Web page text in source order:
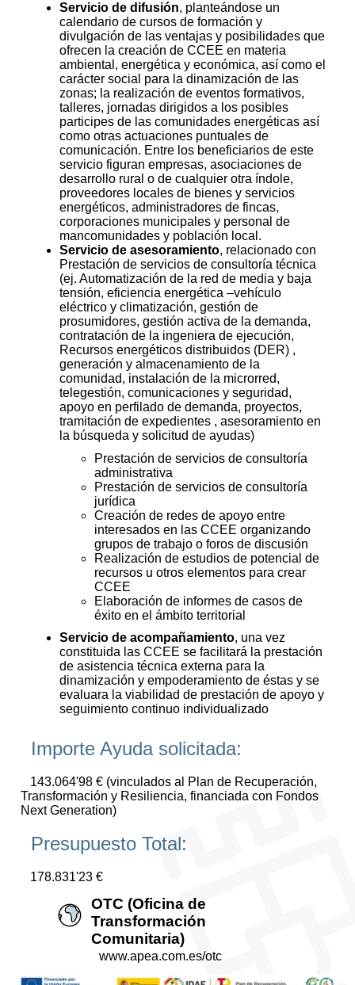
Servicio de difusión, planteándose un
calendario de cursos de formación y
divulgación de las ventajas y posibilidades que
ofrecen la creación de CCEE en materia
ambiental, energética y económica, así como el
carácter social para la dinamización de las
zonas; la realización de eventos formativos,
talleres, jornadas dirigidos a los posibles
participes de las comunidades energéticas así
como otras actuaciones puntuales de
comunicación. Entre los beneficiarios de este
servicio figuran empresas, asociaciones de
desarrollo rural o de cualquier otra índole,
proveedores locales de bienes y servicios
energéticos, administradores de fincas,
corporaciones municipales y personal de
mancomunidades y población local.
Servicio de asesoramiento, relacionado con
Prestación de servicios de consultoría técnica
(ej. Automatización de la red de media y baja
tensión, eficiencia energética –vehículo
eléctrico y climatización, gestión de
prosumidores, gestión activa de la demanda,
contratación de la ingeniera de ejecución,
Recursos energéticos distribuidos (DER) ,
generación y almacenamiento de la
comunidad, instalación de la microrred,
telegestión, comunicaciones y seguridad,
apoyo en perfilado de demanda, proyectos,
tramitación de expedientes , asesoramiento en
la búsqueda y solicitud de ayudas)
Prestación de servicios de consultoría
administrativa
Prestación de servicios de consultoría
jurídica
Creación de redes de apoyo entre
interesados en las CCEE organizando
grupos de trabajo o foros de discusión
Realización de estudios de potencial de
recursos u otros elementos para crear
CCEE
Elaboración de informes de casos de
éxito en el ámbito territorial
Servicio de acompañamiento, una vez
constituida las CCEE se facilitará la prestación
de asistencia técnica externa para la
dinamización y empoderamiento de éstas y se
evaluara la viabilidad de prestación de apoyo y
seguimiento continuo individualizado
Importe Ayuda solicitada:
143.064'98 € (vinculados al Plan de Recuperación,
Transformación y Resiliencia, financiada con Fondos
Next Generation)
Presupuesto Total:
178.831'23 €
OTC (Oficina de
Transformación
Comunitaria)
www.apea.com.es/otc